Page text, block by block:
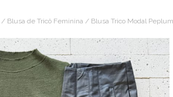
/ Blusa de Tricô Feminina / Blusa Trico Modal